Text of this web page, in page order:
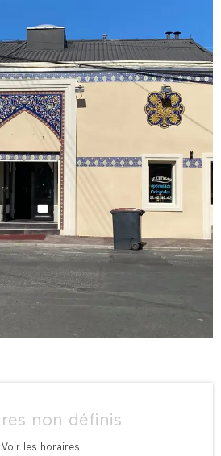
non définis
Voir les horaires